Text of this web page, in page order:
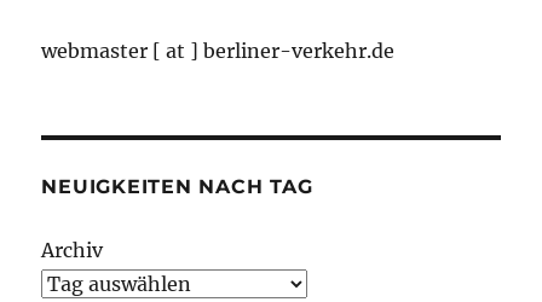
webmaster [ at ] berliner-verkehr.de
NEUIGKEITEN NACH TAG
Archiv